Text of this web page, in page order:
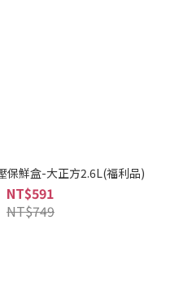
保鮮盒-大正方2.6L(福利品)
NT$591
NT$749